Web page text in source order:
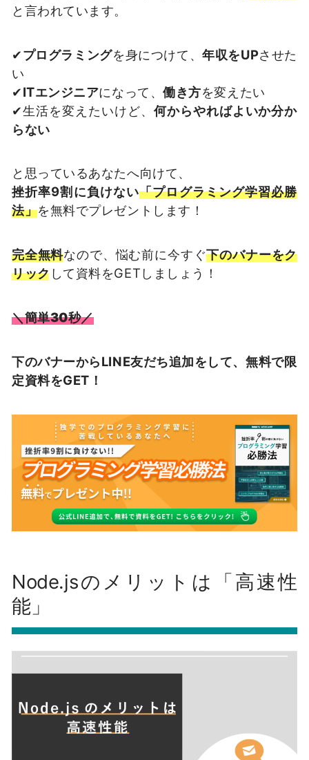
と言われています。
✔プログラミングを身につけて、年収をUPさせた
い
✔ITエンジニアになって、働き方を変えたい
✔生活を変えたいけど、 何からやればよいか分か
らない
と思っているあなたへ向けて、
挫折率9割に負けない「プログラミング学習必勝
法」を無料でプレゼントします！
完全無料なので、悩む前に今すぐ下のバナーをク
リック して資料をGETしましょう！
＼簡単30秒／
下のバナーからLINE友だち追加をして、無料で限
定資料をGET！
Node.jsのメリットは「高速性
能」